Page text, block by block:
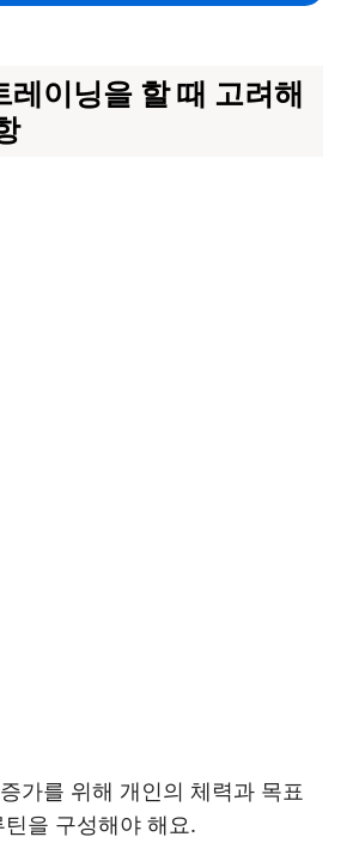
레이닝을 할 때 고려해
가를 위해 개인의 체력과 목표
을 구성해야 해요.